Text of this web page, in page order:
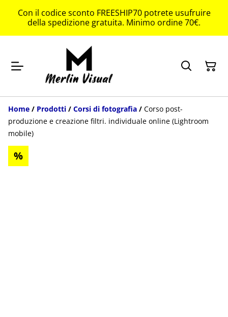
Con il codice sconto FREESHIP70 potrete usufruire
della spedizione gratuita. Minimo ordine 70€.
Home / Prodotti / Corsi di fotografia / Corso post-
produzione e creazione filtri. individuale online (Lightroom
mobile)
%